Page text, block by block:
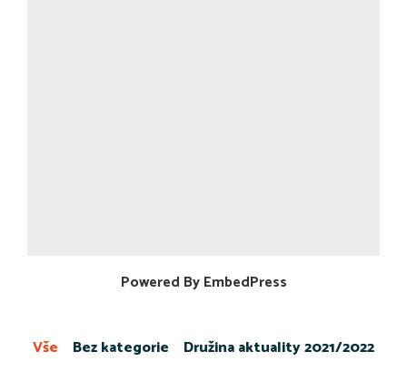
Powered By EmbedPress
Bez kategorie
Družina aktuality 2021/2022
Vše